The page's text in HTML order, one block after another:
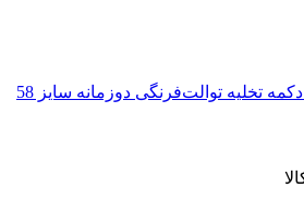
دکمه تخلیه توالت‌فرنگی دوزمانه سایز 58